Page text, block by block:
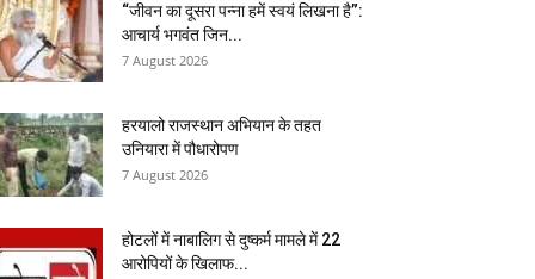
“जीवन का दूसरा पन्ना हमें स्वयं लिखना है”:
आचार्य भगवंत जिन...
7 August 2026
हरयालो राजस्थान अभियान के तहत
उनियारा में पौधारोपण
7 August 2026
होटलों में नाबालिग से दुष्कर्म मामले में 22
आरोपियों के खिलाफ...